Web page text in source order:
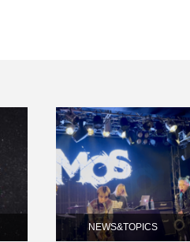
NEWS&TOPICS